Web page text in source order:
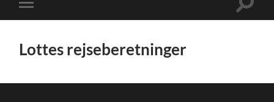
Toggle
mobile
Toggle
Lottes rejseberetninger